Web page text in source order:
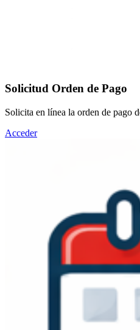
Solicitud Orden de Pago
Solicita en línea la orden de pago
Acceder